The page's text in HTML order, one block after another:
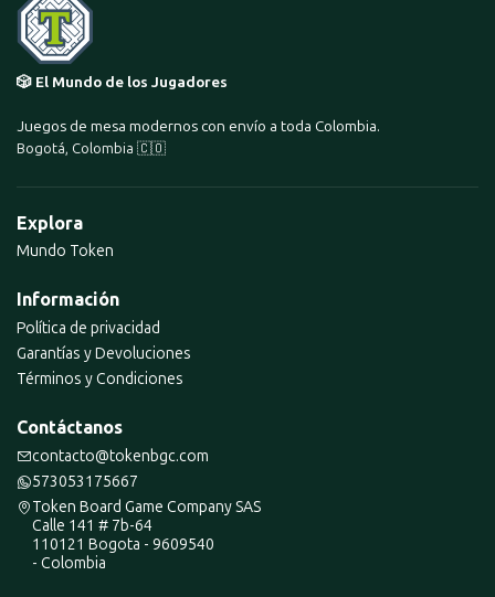
🎲 El Mundo de los Jugadores
Juegos de mesa modernos con envío a toda Colombia.
Bogotá, Colombia 🇨🇴
Explora
Mundo Token
Información
Política de privacidad
Garantías y Devoluciones
Términos y Condiciones
Contáctanos
contacto@tokenbgc.com
573053175667
Token Board Game Company SAS
Calle 141 # 7b-64
110121 Bogota - 9609540
- Colombia